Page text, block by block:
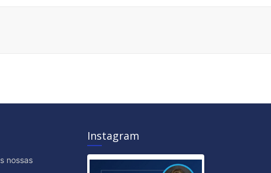
nossas
Instagram